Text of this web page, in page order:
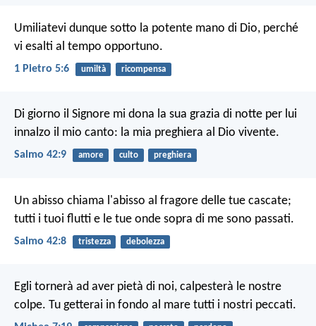
Umiliatevi dunque sotto la potente mano di Dio, perché
vi esalti al tempo opportuno.
1 Pietro 5:6 umiltà ricompensa
Di giorno il Signore mi dona la sua grazia di notte per lui
innalzo il mio canto: la mia preghiera al Dio vivente.
Salmo 42:9 amore culto preghiera
Un abisso chiama l'abisso al fragore delle tue cascate;
tutti i tuoi flutti e le tue onde sopra di me sono passati.
Salmo 42:8 tristezza debolezza
Egli tornerà ad aver pietà di noi, calpesterà le nostre
colpe. Tu getterai in fondo al mare tutti i nostri peccati.